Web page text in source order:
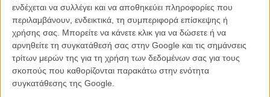
ενδέχεται να συλλέγει και να αποθηκεύει πληροφορίες που
περιλαμβάνουν, ενδεικτικά, τη συμπεριφορά επίσκεψης ή
χρήσης σας. Μπορείτε να κάνετε κλικ για να δώσετε ή να
αρνηθείτε τη συγκατάθεσή σας στην Google και τις σημάνσεις
τρίτων μερών της για τη χρήση των δεδομένων σας για τους
σκοπούς που καθορίζονται παρακάτω στην ενότητα
συγκατάθεσης της Google.
Διαβάστε ακόμη: Το «Τετάρτη 04:45» του Αλέξη Αλεξίου στο
Φεστιβάλ της Τραϊμπέκα
Ο ίδιος ο Ρόμπερτ Ντε Νίρο, λακωνικός όπως πάντα, είπε για την
πρωτοβουλία του, «ήμουν εξαιρετικά περήφανος γι' αυτήν την ταινία
πριν 25 χρόνια, είμαι εξίσου περήφανος σήμερα. Χαίρομαι πολύ
που θα είναι η ταινία λήξης του φετινού φεστιβάλ μας.» Κι εμείς